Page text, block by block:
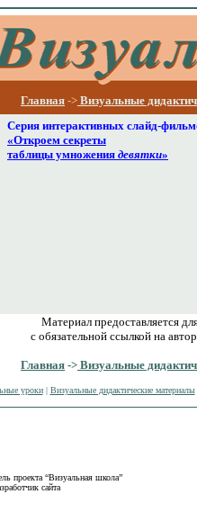
Главная -> Визуальные
Серия интерактивных слайд-
«Откроем секреты
таблицы умножения девятки»
Материал предоставляется
с обязательной ссылкой на
Главная -> Визуальные
уроки| Визуальные дидактические материалы
проекта “Визуальная школа”
сайта